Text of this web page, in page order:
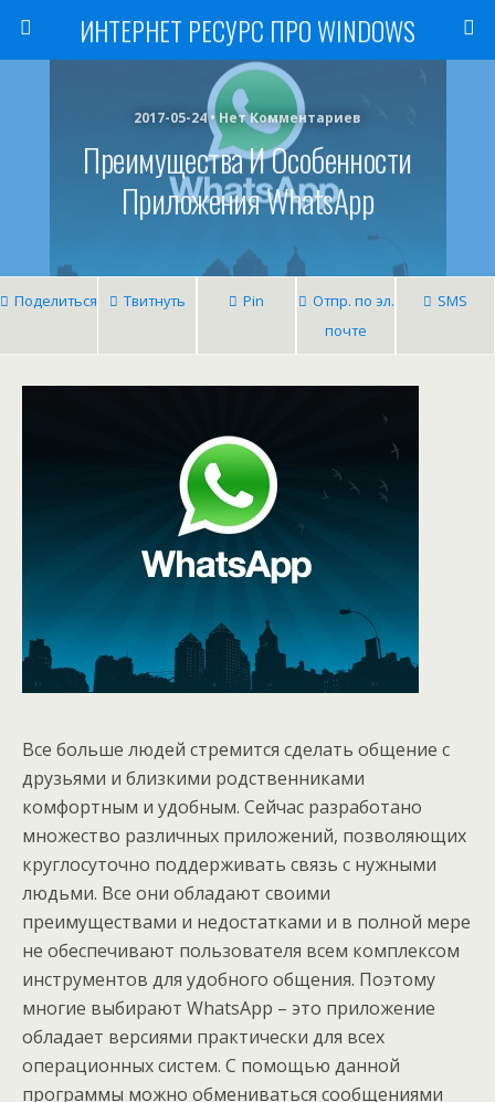
ИНТЕРНЕТ РЕСУРС ПРО WINDOWS
2017-05-24 • Нет Комментариев
Преимущества И Особенности
Приложения WhatsApp
Поделиться Твитнуть Pin
Отпр. по эл.
почте
SMS
Все больше людей стремится сделать общение с
друзьями и близкими родственниками
комфортным и удобным. Сейчас разработано
множество различных приложений, позволяющих
круглосуточно поддерживать связь с нужными
людьми. Все они обладают своими
преимуществами и недостатками и в полной мере
не обеспечивают пользователя всем комплексом
инструментов для удобного общения. Поэтому
многие выбирают WhatsApp – это приложение
обладает версиями практически для всех
операционных систем. С помощью данной
программы можно обмениваться сообщениями